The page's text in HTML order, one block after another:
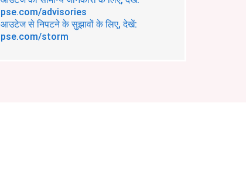
pse.com/advisories
आउटेज से निपटने के सुझावों के लिए, देखें:
pse.com/storm